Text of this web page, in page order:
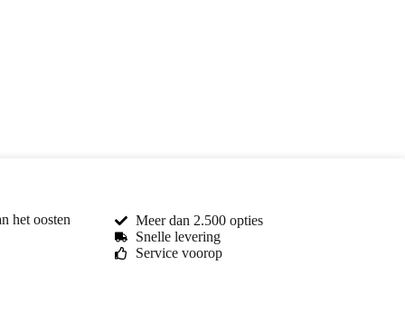
het oosten
Meer dan 2.500 opties
Snelle levering
Service voorop